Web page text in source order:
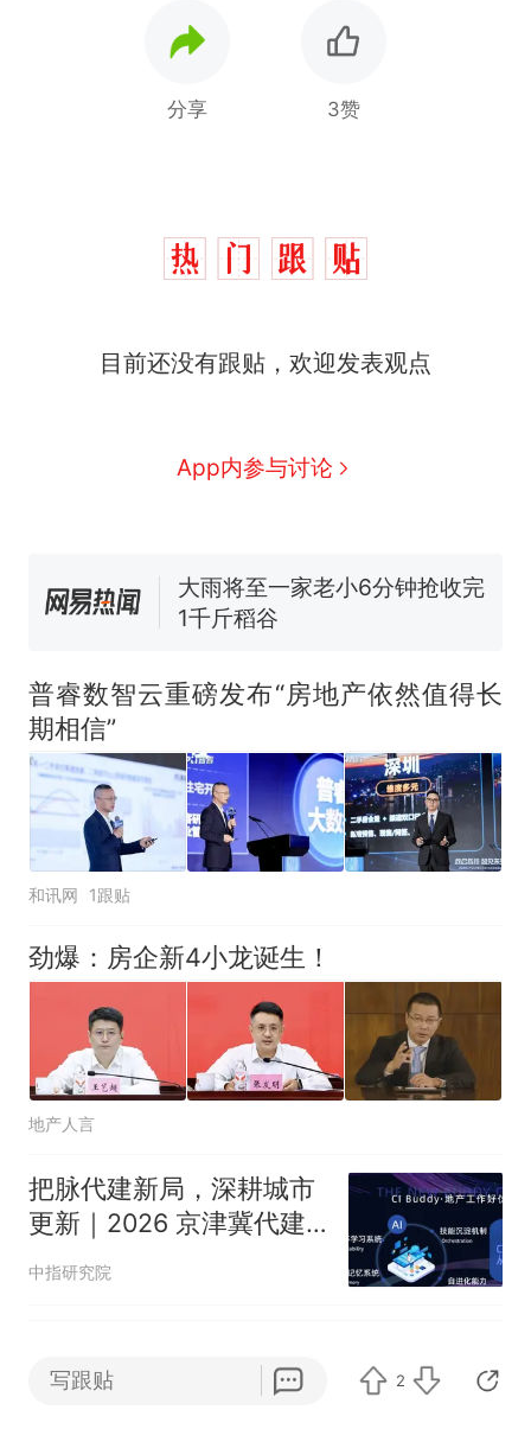
分享 3赞
目前还没有跟贴，欢迎发表观点
App内参与讨论
热
十多万人报名的考试，成绩
家，刚改国名，总统就邀请中
视频丨只要一枚命中就能让航
母瘫痪 轰-6J实力有多强？
大雨将至一家老小6分钟抢收完
1千斤稻谷
全部作废，公平么？
普睿数智云重磅发布“房地产依然值得长
期相信”
和讯网 1跟贴
劲爆：房企新4小龙诞生！
地产人言
把脉代建新局，深耕城市
更新｜2026 京津冀代建
行业沙龙圆满落幕
中指研究院
2026年，沧州专业实验室
设备维护服务商揭秘
写跟贴 2